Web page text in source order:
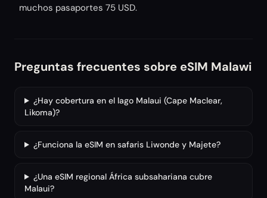
muchos pasaportes 75 USD.
Preguntas frecuentes sobre eSIM Malawi
¿Hay cobertura en el lago Malaui (Cape Maclear,
Likoma)?
¿Funciona la eSIM en safaris Liwonde y Majete?
¿Una eSIM regional África subsahariana cubre
Malaui?